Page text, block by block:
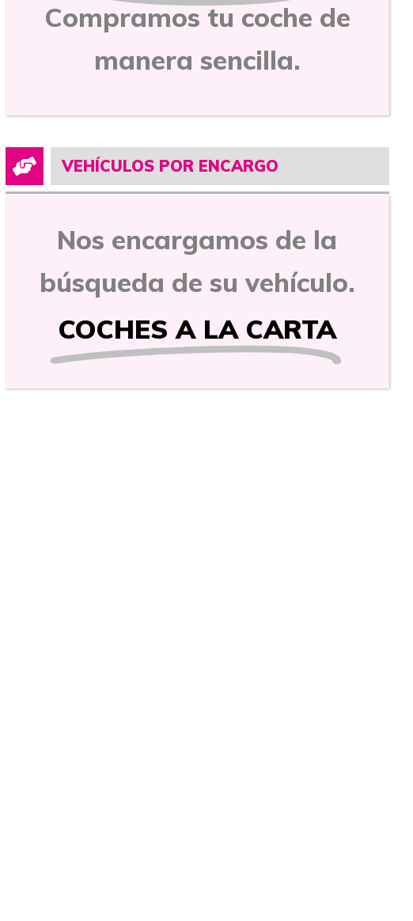
Compramos tu coche de
manera sencilla.
VEHÍCULOS POR ENCARGO
Nos encargamos de la
búsqueda de su vehículo.
COCHES A LA CARTA